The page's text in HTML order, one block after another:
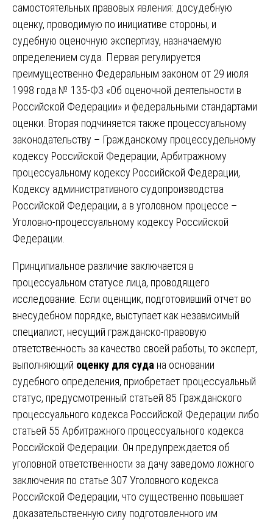
самостоятельных правовых явления: досудебную
оценку, проводимую по инициативе стороны, и
судебную оценочную экспертизу, назначаемую
определением суда. Первая регулируется
преимущественно Федеральным законом от 29 июля
1998 года № 135-ФЗ «Об оценочной деятельности в
Российской Федерации» и федеральными стандартами
оценки. Вторая подчиняется также процессуальному
законодательству – Гражданскому процессудельному
кодексу Российской Федерации, Арбитражному
процессуальному кодексу Российской Федерации,
Кодексу административного судопроизводства
Российской Федерации, а в уголовном процессе –
Уголовно-процессуальному кодексу Российской
Федерации.
Принципиальное различие заключается в
процессуальном статусе лица, проводящего
исследование. Если оценщик, подготовивший отчет во
внесудебном порядке, выступает как независимый
специалист, несущий гражданско-правовую
ответственность за качество своей работы, то эксперт,
выполняющий оценку для суда на основании
судебного определения, приобретает процессуальный
статус, предусмотренный статьей 85 Гражданского
процессуального кодекса Российской Федерации либо
статьей 55 Арбитражного процессуального кодекса
Российской Федерации. Он предупреждается об
уголовной ответственности за дачу заведомо ложного
заключения по статье 307 Уголовного кодекса
Российской Федерации, что существенно повышает
доказательственную силу подготовленного им